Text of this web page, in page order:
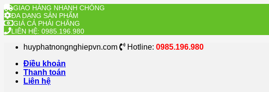
GIAO HÀNG NHANH CHÓNG
ĐA DẠNG SẢN PHẨM
GIÁ CẢ PHẢI CHĂNG
LIÊN HỆ: 0985.196.980
huyphatnongnghiepvn.com Hotline: 0985.196.980
Điều khoản
Thanh toán
Liên hệ